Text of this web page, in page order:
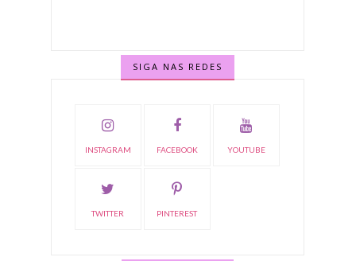
SIGA NAS REDES
INSTAGRAM FACEBOOK YOUTUBE
TWITTER PINTEREST